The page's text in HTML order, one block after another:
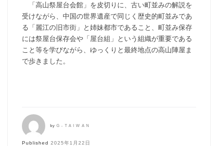
「高山祭屋台会館」を皮切りに、古い町並みの解説を
受けながら、中国の世界遺産で同じく歴史的町並みであ
る「麗江の旧市街」と姉妹都市であること、町並み保存
には祭屋台保存会や「屋台組」という組織が重要である
こと等を学びながら、ゆっくりと最終地点の高山陣屋ま
で歩きました。
byG-TAIWAN
Published2025年1月22日